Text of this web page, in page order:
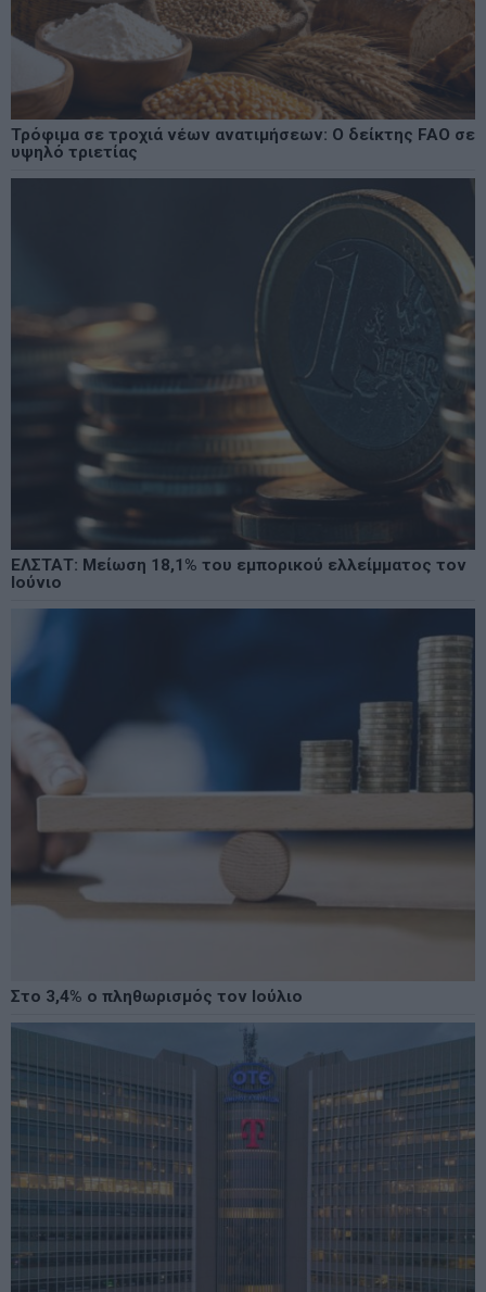
Τρόφιμα σε τροχιά νέων ανατιμήσεων: Ο δείκτης FAO σε
υψηλό τριετίας
ΕΛΣΤΑΤ: Μείωση 18,1% του εμπορικού ελλείμματος τον
Ιούνιο
Στο 3,4% ο πληθωρισμός τον Ιούλιο